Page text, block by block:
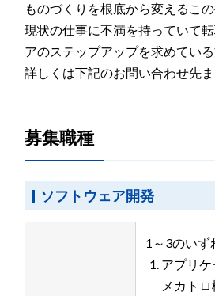
ものづくりを根底から変えるこ
現状の仕事に不満を持っていて
アのステップアップを求めている
詳しくは下記のお問い合わせ先
募集職種
ソフトウェア開発
1～3のいず
アプリ
メカト